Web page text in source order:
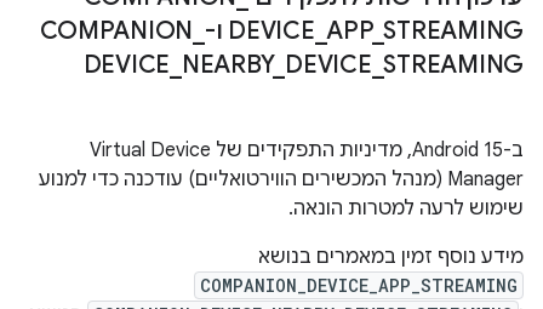
DEVICE _APP_STREAMING ו-COMPANION
DEVICE NEARBY_ DEVICE _STREAMING
ב-Android 15, מדיניות התפקידים של Virtual Device
Manager (מנהל המכשירים הווירטואליים) עודכנה כדי למנוע
שימוש לרעה למטרות הונאה.
מידע נוסף זמין במאמרים בנושא
COMPANION_DEVICE_APP_STREAMING